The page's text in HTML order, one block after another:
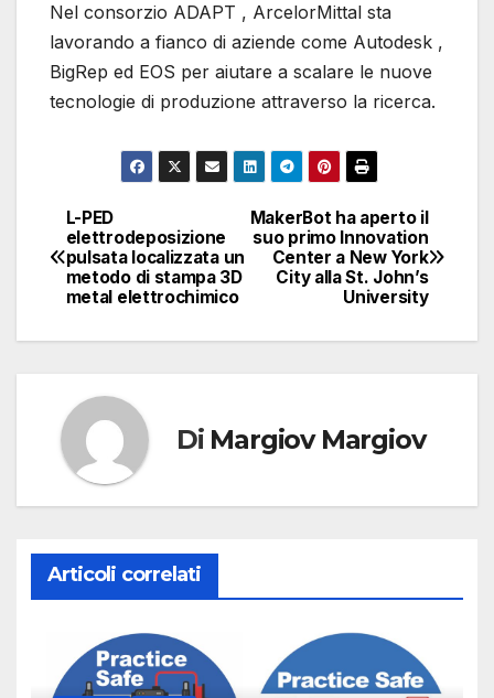
Nel consorzio ADAPT , ArcelorMittal sta
lavorando a fianco di aziende come Autodesk ,
BigRep ed EOS per aiutare a scalare le nuove
tecnologie di produzione attraverso la ricerca.
Navigazione
articoli
MakerBot ha aperto il
suo primo Innovation
Center a New York
City alla St. John’s
University
L-PED
elettrodeposizione
pulsata localizzata un
metodo di stampa 3D
metal elettrochimico
Di Margiov Margiov
Articoli correlati